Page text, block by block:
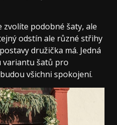
podobné šaty, ale
odstín ale různé střihy
družička má. Jedná
variantu šatů pro
všichni spokojení.